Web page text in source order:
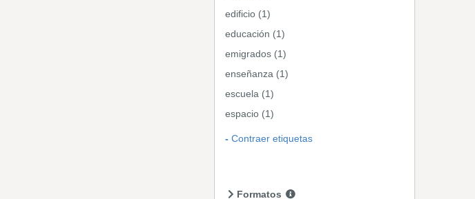
edificio (1)
educación (1)
emigrados (1)
enseñanza (1)
escuela (1)
espacio (1)
Contraer etiquetas
Formatos